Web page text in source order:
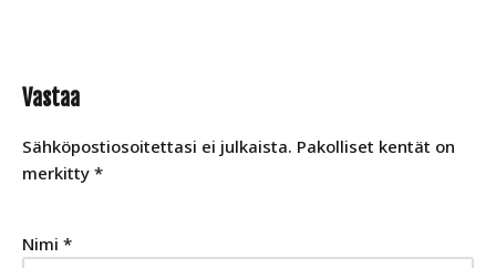
Vastaa
Sähköpostiosoitettasi ei julkaista. Pakolliset kentät on
merkitty *
Nimi *